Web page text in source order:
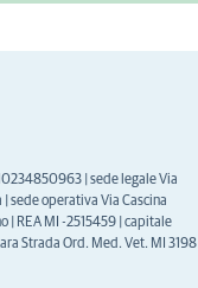
| sede legale Via
sede operativa Via Cascina
| REA MI -2515459 | capitale
Strada Ord. Med. Vet. MI 3198